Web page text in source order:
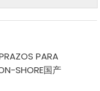
PARA
SHORE国产